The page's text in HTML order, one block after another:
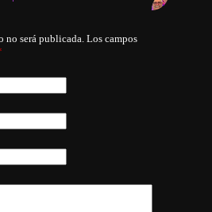
será publicada. Los campos